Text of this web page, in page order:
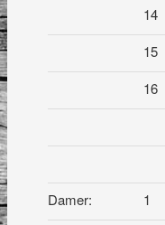
14
15
16
Damer: 1